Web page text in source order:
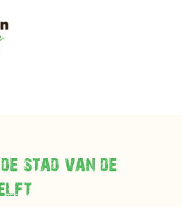
stad van de